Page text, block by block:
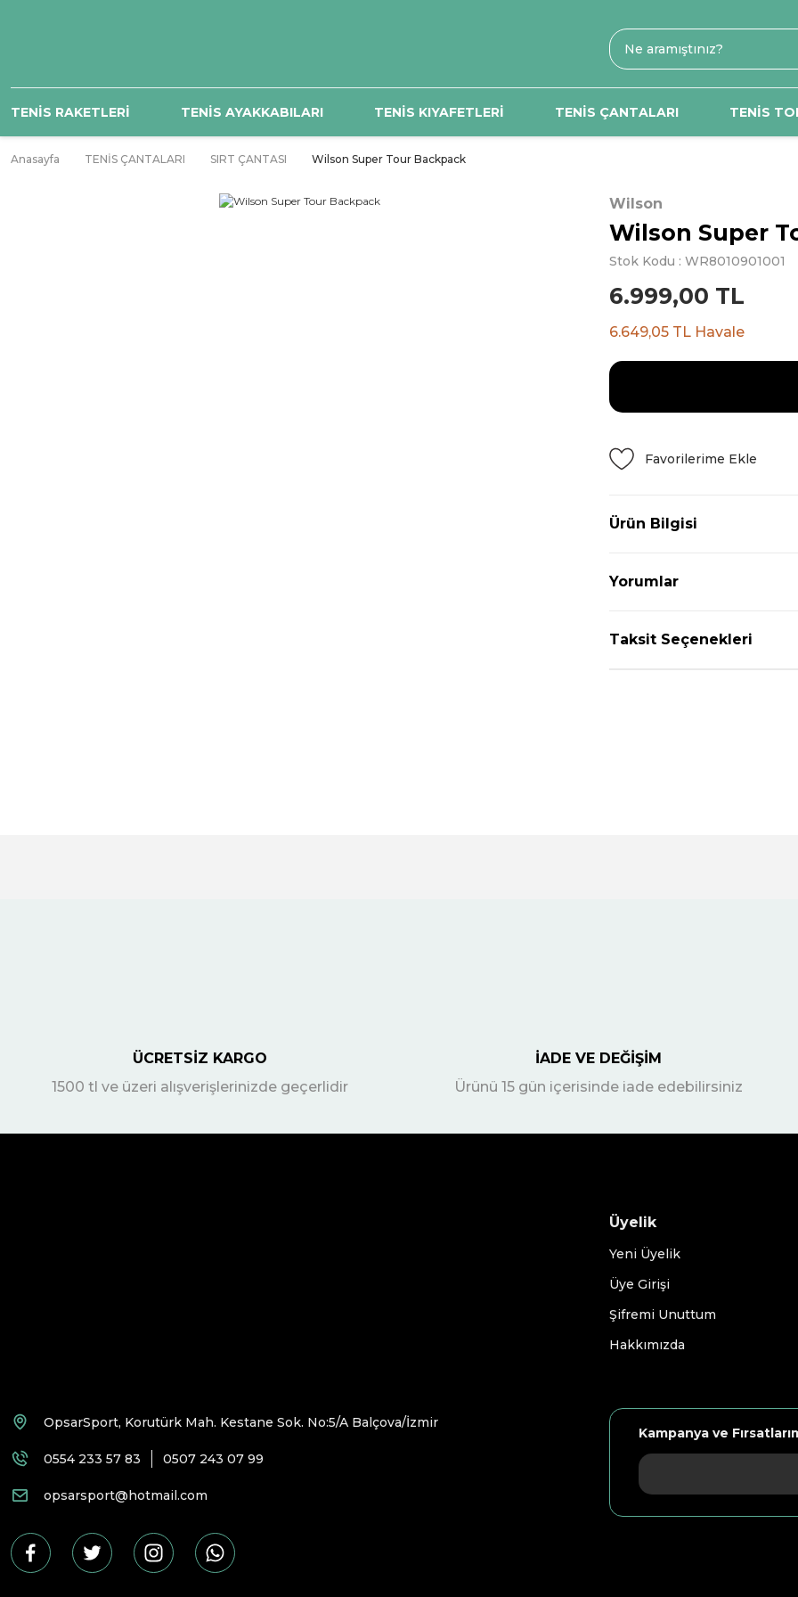
TENİS RAKETLERİ TENİS AYAKKABILARI TENİS KIYAFETLERİ TENİS ÇANTALARI TENİS
Anasayfa TENİS ÇANTALARI SIRT ÇANTASI Wilson Super Tour Backpack
Wilson
Wilson Super
Stok Kodu : WR8010901001
6.999,00 TL
6.649,05 TL Havale
Ürün Bilgisi
Yorumlar
Taksit Seçenekleri
ÜCRETSİZ KARGO
1500 tl ve üzeri alışverişlerinizde geçerlidir
İADE VE DEĞİŞİM
Ürünü 15 gün içerisinde iade edebilirsiniz
OpsarSport, Korutürk Mah. Kestane Sok. No:5/A Balçova/İzmir
0554 233 57 83 0507 243 07 99
opsarsport@hotmail.com
Üyelik
Yeni Üyelik
Üye Girişi
Şifremi Unuttum
Hakkımızda
Kampanya ve